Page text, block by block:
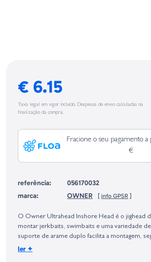
€ 6.15
Taxa legal em vigor incluído. Despesas de envio calculadas na
finalização da compra.
Fracione o seu pagamento
€
referência:
056170032
marca:
OWNER [ info GPSR ]
Europeia, dos produtos da marca, conforme
Geral sobre a Segurança dos Produtos (GPSR):
O Owner Ultrahead Inshore Head é o jighead
montar jerkbaits, swimbaits e uma variedade
suporte de arame duplo facilita a montagem,
firmemente e não rasga os iscos como os
ler +